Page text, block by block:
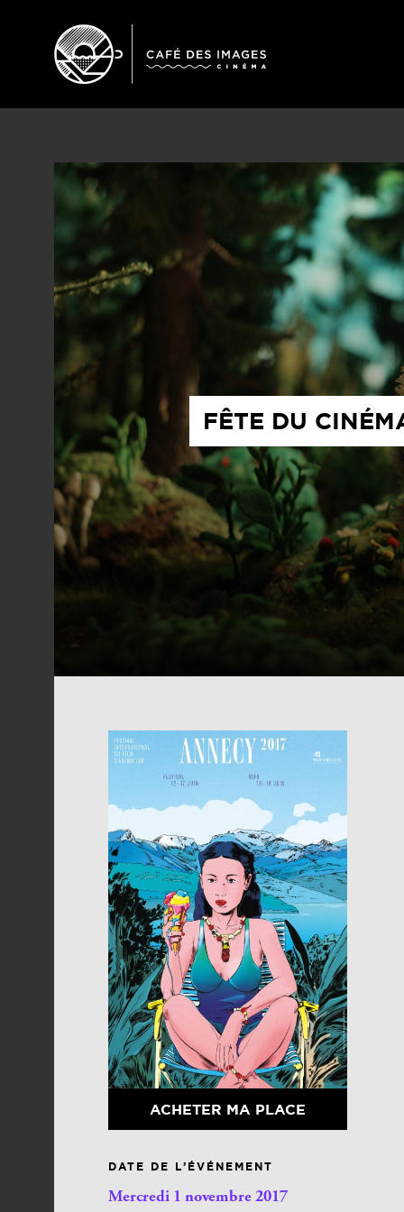
FÊTE DU
ACHETER MA PLACE
DATE DE L’ÉVÉNEMENT
Mercredi 1 novembre 2017